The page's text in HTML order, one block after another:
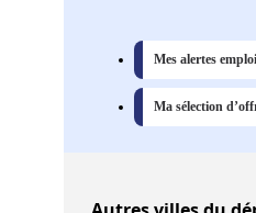
Mes alertes emploi
Ma sélection